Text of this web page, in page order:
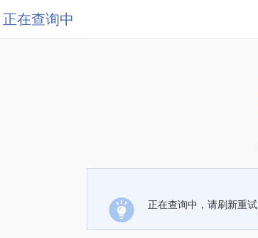
正在查询中
正在查询中，请刷新重试